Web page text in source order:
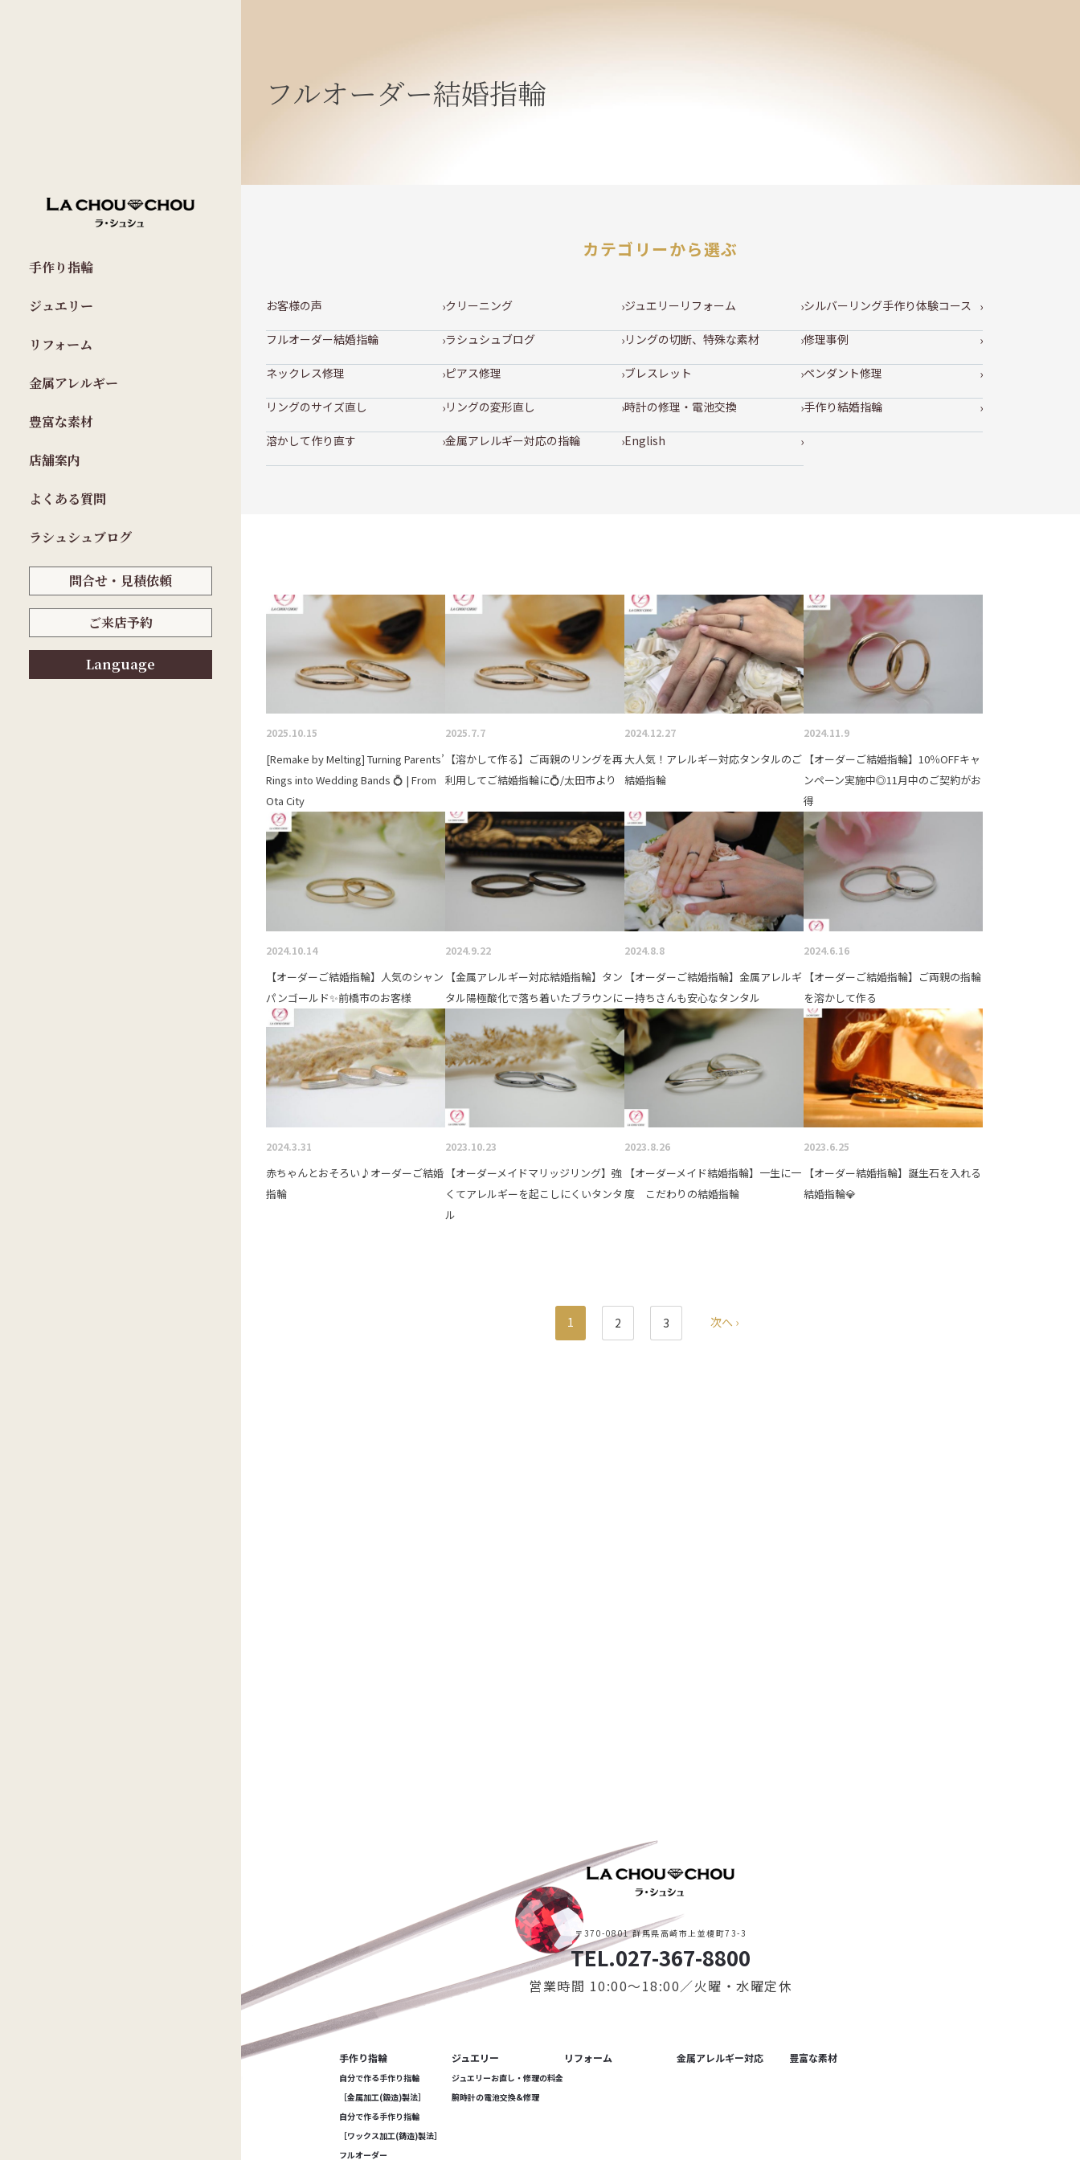
手作り指輪
ジュエリー
リフォーム
金属アレルギー
豊富な素材
店舗案内
よくある質問
ラシュシュブログ
問合せ・見積依頼
ご来店予約
Language
フルオーダー結婚指輪
カテゴリーから選ぶ
お客様の声 クリーニング ジュエリーリフォーム シルバーリング手作り体験コース
フルオーダー結婚指輪 ラシュシュブログ リングの切断、特殊な素材 修理事例
ネックレス修理 ピアス修理 ブレスレット ペンダント修理
リングのサイズ直し リングの変形直し 時計の修理・電池交換 手作り結婚指輪
溶かして作り直す 金属アレルギー対応の指輪 English
2025.10.15
[Remake by Melting] Turning Parents’
Rings into Wedding Bands 💍 | From
Ota City
2025.7.7
【溶かして作る】ご両親のリングを再
利用してご結婚指輪に💍/太田市より
2024.12.27
大人気！アレルギー対応タンタルのご
結婚指輪
2024.11.9
【オーダーご結婚指輪】10％OFFキャ
ンペーン実施中◎11月中のご契約がお
得
2024.10.14
【オーダーご結婚指輪】人気のシャン
パンゴールド✨前橋市のお客様
2024.9.22
【金属アレルギー対応結婚指輪】タン
タル陽極酸化で落ち着いたブラウンに
2024.8.8
【オーダーご結婚指輪】金属アレルギ
ー持ちさんも安心なタンタル
2024.6.16
【オーダーご結婚指輪】ご両親の指輪
を溶かして作る
2024.3.31
赤ちゃんとおそろい♪オーダーご結婚
指輪
2023.10.23
【オーダーメイドマリッジリング】強
くてアレルギーを起こしにくいタンタ
ル
2023.8.26
【オーダーメイド結婚指輪】一生に一
度 こだわりの結婚指輪
2023.6.25
【オーダー結婚指輪】誕生石を入れる
結婚指輪💎
1 2 3 次へ ›
〒370-0801 群馬県高崎市上並榎町73-3
TEL.027-367-8800
営業時間 10:00〜18:00／火曜・水曜定休
手作り指輪
自分で作る手作り指輪
［金属加工(鍛造)製法］
自分で作る手作り指輪
［ワックス加工(鋳造)製法］
フルオーダー
ジュエリー
ジュエリーお直し・修理の料金
腕時計の電池交換&修理
リフォーム 金属アレルギー対応 豊富な素材